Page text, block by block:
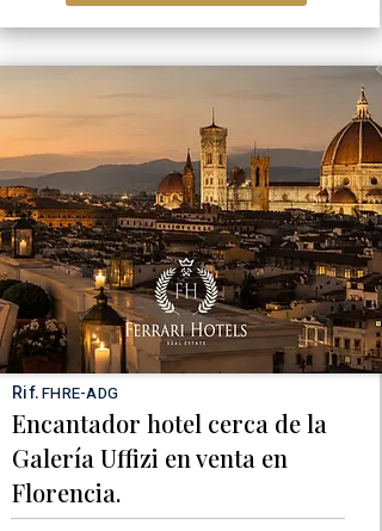
Rif.FHRE-ADG
Encantador hotel cerca de la
Galería Uffizi en venta en
Florencia.